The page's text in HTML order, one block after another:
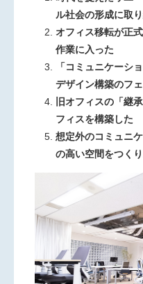
ル社会の形成に取
オフィス移転が正
作業に入った
「コミュニケーシ
デザイン構築のフ
旧オフィスの「継
フィスを構築した
想定外のコミュニ
の高い空間をつく